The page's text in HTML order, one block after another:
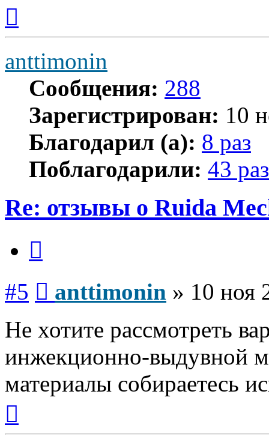
началу
anttimonin
Сообщения: 288
Зарегистрирован: 10
Благодарил (а): 8 раз
Поблагодарили: 43
Re: отзывы о Ruida
#5 anttimonin » 10 ноя
Не хотите рассмотреть
инжекционно-выдувной
материалы собираетесь
началу